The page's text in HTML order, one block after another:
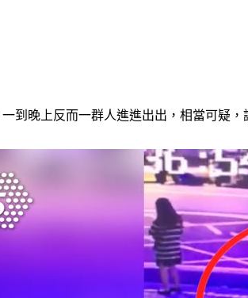
到晚上反而一群人進進出出，相當可疑